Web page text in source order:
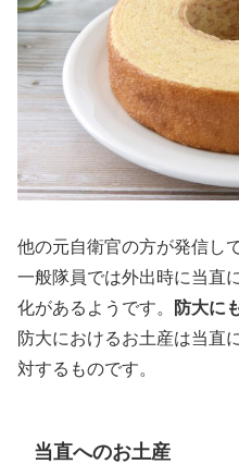
他の元自衛官の方が発信し
一般隊員では外出時に当直
化があるようです。
防大に
防大におけるお土産は当直
対するものです。
当直へのお土産